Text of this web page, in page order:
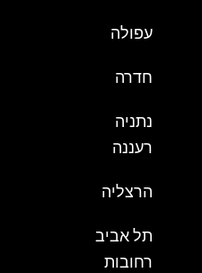
עפולה
חדרה
נתניה
רעננה
הרצליה
תל אביב
רחובות